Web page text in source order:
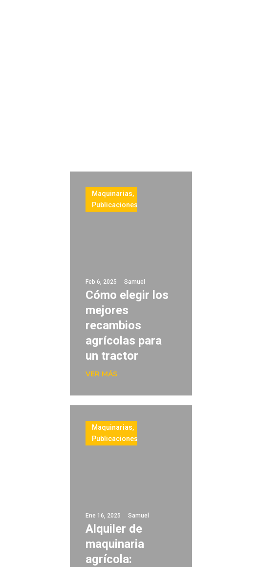
Maquinarias,
Publicaciones
Feb 6, 2025 Samuel
Cómo elegir los
mejores
recambios
agrícolas para
un tractor
VER MÁS
Maquinarias,
Publicaciones
Ene 16, 2025 Samuel
Alquiler de
maquinaria
agrícola: